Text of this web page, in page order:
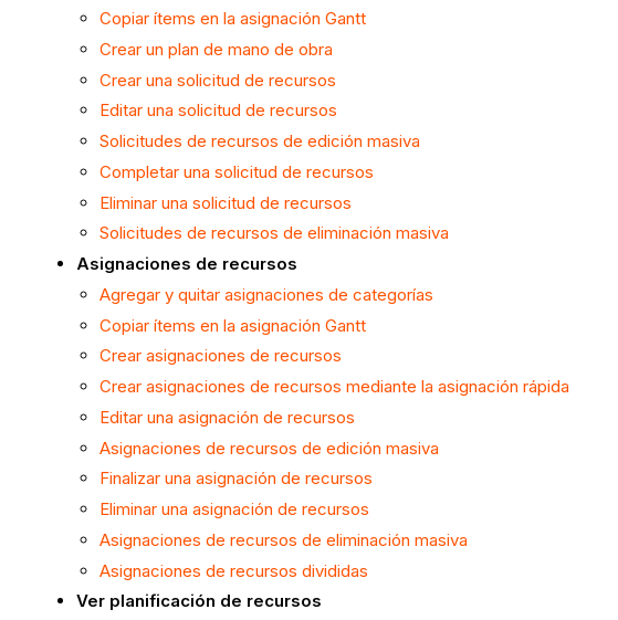
Copiar ítems en la asignación Gantt
Crear un plan de mano de obra
Crear una solicitud de recursos
Editar una solicitud de recursos
Solicitudes de recursos de edición masiva
Completar una solicitud de recursos
Eliminar una solicitud de recursos
Solicitudes de recursos de eliminación masiva
Asignaciones de recursos
Agregar y quitar asignaciones de categorías
Copiar ítems en la asignación Gantt
Crear asignaciones de recursos
Crear asignaciones de recursos mediante la asignación rápida
Editar una asignación de recursos
Asignaciones de recursos de edición masiva
Finalizar una asignación de recursos
Eliminar una asignación de recursos
Asignaciones de recursos de eliminación masiva
Asignaciones de recursos divididas
Ver planificación de recursos